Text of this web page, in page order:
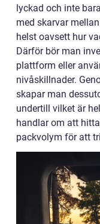
lyckad och inte
med skarvar
helst oavsett hur
Därför bör man
plattform eller
nivåskillnader.
skapar man
undertill vilket är
handlar om att
packvolym för att